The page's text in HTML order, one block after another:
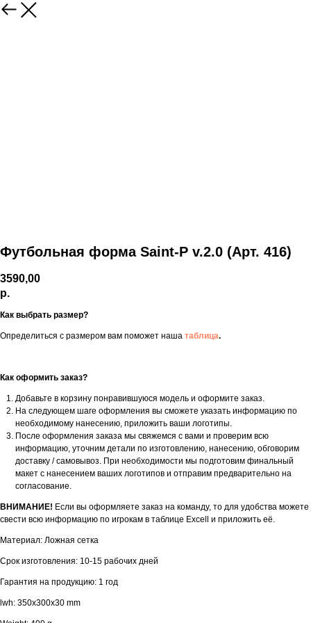
Футбольная форма Saint-P v.2.0 (Арт. 416)
3590,00
р.
Как выбрать размер?
Определиться с размером вам поможет наша таблица.
Как оформить заказ?
Добавьте в корзину понравившуюся модель и оформите заказ.
На следующем шаге оформления вы сможете указать информацию по
необходимому нанесению, приложить ваши логотипы.
После оформления заказа мы свяжемся с вами и проверим всю
информацию, уточним детали по изготовлению, нанесению, обговорим
доставку / самовывоз. При необходимости мы подготовим финальный
макет с нанесением ваших логотипов и отправим предварительно на
согласование.
ВНИМАНИЕ! Если вы оформляете заказ на команду, то для удобства можете
свести всю информацию по игрокам в таблице Excell и приложить её.
Материал: Ложная сетка
Срок изготовления: 10-15 рабочих дней
Гарантия на продукцию: 1 год
lwh: 350x300x30 mm